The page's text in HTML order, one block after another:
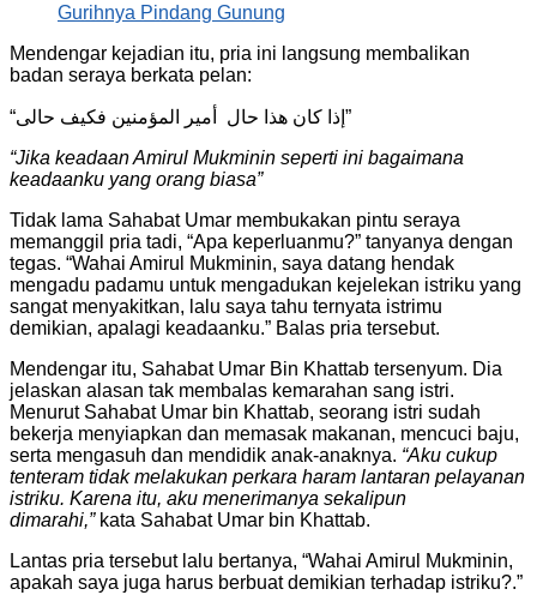
Gurihnya Pindang Gunung
Mendengar kejadian itu, pria ini langsung membalikan
badan seraya berkata pelan:
“إذا كان هذا حال أمير المؤمنين فكيف حالى”
“Jika keadaan Amirul Mukminin seperti ini bagaimana
keadaanku yang orang biasa”
Tidak lama Sahabat Umar membukakan pintu seraya
memanggil pria tadi, “Apa keperluanmu?” tanyanya dengan
tegas. “Wahai Amirul Mukminin, saya datang hendak
mengadu padamu untuk mengadukan kejelekan istriku yang
sangat menyakitkan, lalu saya tahu ternyata istrimu
demikian, apalagi keadaanku.” Balas pria tersebut.
Mendengar itu, Sahabat Umar Bin Khattab tersenyum. Dia
jelaskan alasan tak membalas kemarahan sang istri.
Menurut Sahabat Umar bin Khattab, seorang istri sudah
bekerja menyiapkan dan memasak makanan, mencuci baju,
serta mengasuh dan mendidik anak-anaknya. “Aku cukup
tenteram tidak melakukan perkara haram lantaran pelayanan
istriku. Karena itu, aku menerimanya sekalipun
dimarahi,”kata Sahabat Umar bin Khattab.
Lantas pria tersebut lalu bertanya, “Wahai Amirul Mukminin,
apakah saya juga harus berbuat demikian terhadap istriku?.”